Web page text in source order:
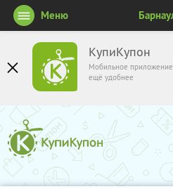
КупиКупон
Мобильное приложение
ещё удобнее
Меню